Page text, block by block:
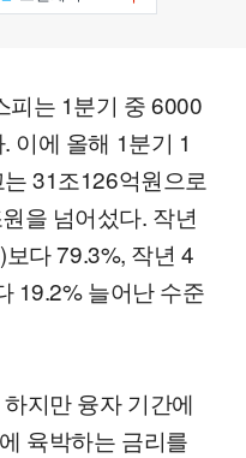
피는 1분기 중 6000
이에 올해 1분기 1
31조126억원으로
을 넘어섰다. 작년
다 79.3%, 작년 4
19.2% 늘어난 수준
지만 융자 기간에
육박하는 금리를